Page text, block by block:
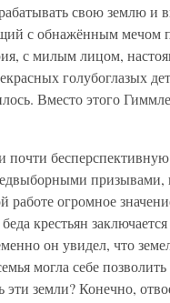
свою землю и
с обнажённым мечом
с милым лицом,
голубоглазых
Вместо этого
почти
призывами,
работе огромное
крестьян
он увидел, что
могла себе
земли? Конечно,